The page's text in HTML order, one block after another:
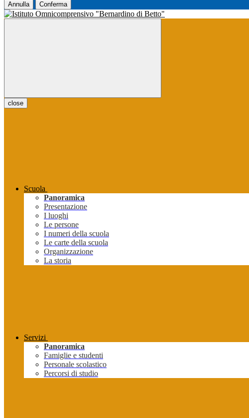
Annulla Conferma
close
Scuola
Panoramica
Presentazione
I luoghi
Le persone
I numeri della scuola
Le carte della scuola
Organizzazione
La storia
Servizi
Panoramica
Famiglie e studenti
Personale scolastico
Percorsi di studio